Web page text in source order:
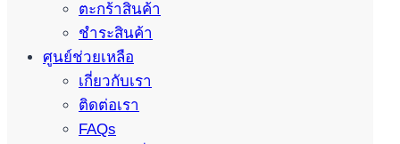
ตะกร้าสินค้า
ชำระสินค้า
ศูนย์ช่วยเหลือ
เกี่ยวกับเรา
ติดต่อเรา
FAQs